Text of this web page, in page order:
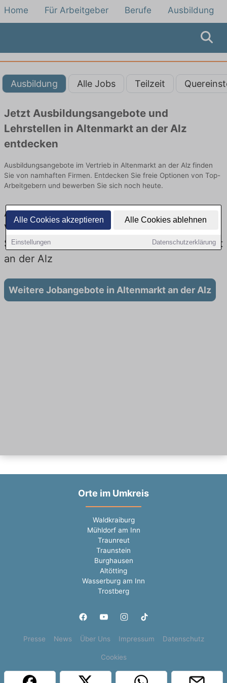
Alle Cookies akzeptieren Alle Cookies ablehnen
Einstellungen Datenschutzerklärung
Home Für Arbeitgeber Berufe Ausbildung
Ausbildung Alle Jobs Teilzeit
Jetzt Ausbildungsangebote und
Lehrstellen in Altenmarkt an der Alz
entdecken
Ausbildungsangebote im Vertrieb in Altenmarkt an der Alz finden
Sie von namhaften Firmen. Entdecken Sie freie Optionen von Top-
Arbeitgebern und bewerben Sie sich noch heute.
Ausbildung in Altenmarkt an der Alz im
Vertrieb: Aktuell gibt es keine
Stellenangebote für Ausbildung in Altenmarkt
an der Alz
Weitere Jobangebote in Altenmarkt an der Alz
Orte im Umkreis
Waldkraiburg
Mühldorf am Inn
Traunreut
Traunstein
Burghausen
Altötting
Wasserburg am Inn
Trostberg
Presse News Über Uns Impressum Datenschutz
Cookies